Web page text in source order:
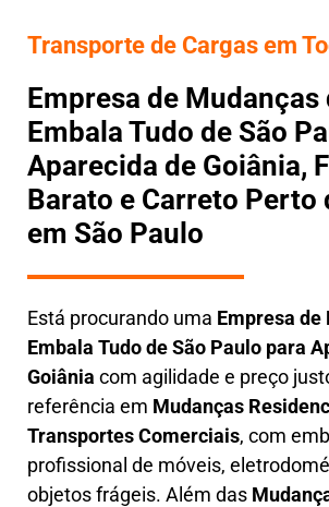
Transporte de Cargas em
Empresa de Mudanças
Embala Tudo de São
Aparecida de Goiânia,
Barato e Carreto Perto
em São Paulo
Está procurando uma Empresa de
Embala Tudode São Paulo para
Goiânia com agilidade e preço
referência em Mudanças
Transportes Comerciais, com
profissional de móveis,
objetos frágeis. Além das